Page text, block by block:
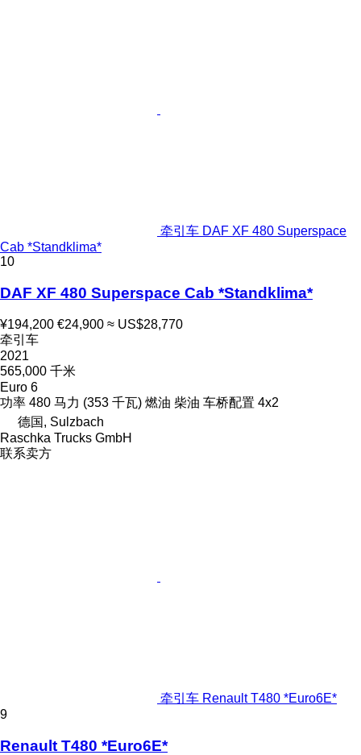
牵引车 DAF XF 480 Superspace
Cab *Standklima*
10
DAF XF 480 Superspace Cab *Standklima*
¥194,200 €24,900 ≈ US$28,770
牵引车
2021
565,000 千米
Euro 6
功率 480 马力 (353 千瓦) 燃油 柴油 车桥配置 4x2
德国, Sulzbach
Raschka Trucks GmbH
联系卖方
牵引车 Renault T480 *Euro6E*
9
Renault T480 *Euro6E*